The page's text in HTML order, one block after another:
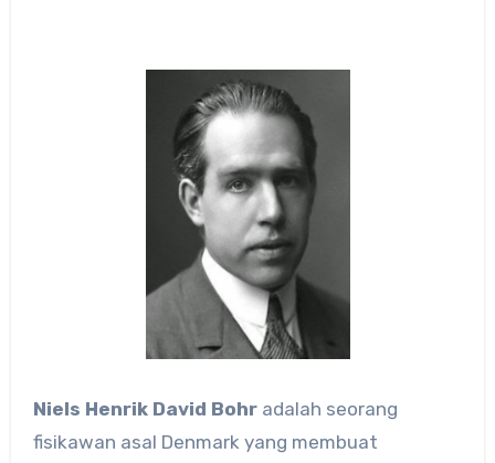
Niels Henrik David Bohr adalah seorang
fisikawan asal Denmark yang membuat